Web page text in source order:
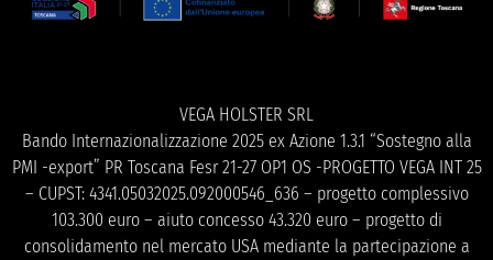
VEGA HOLSTER SRL
Bando Internazionalizzazione 2025 ex Azione 1.3.1 “Sostegno alla
PMI -export” PR Toscana Fesr 21-27 OP1 OS -PROGETTO VEGA INT 25
– CUPST: 4341.05032025.092000546_636 – progetto complessivo
103.300 euro – aiuto concesso 43.320 euro – progetto di
consolidamento nel mercato USA mediante la partecipazione a